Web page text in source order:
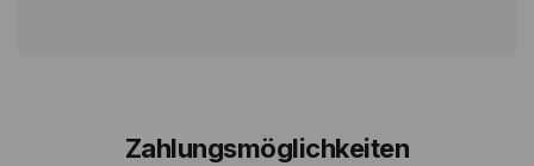
Zahlungsmöglichkeiten